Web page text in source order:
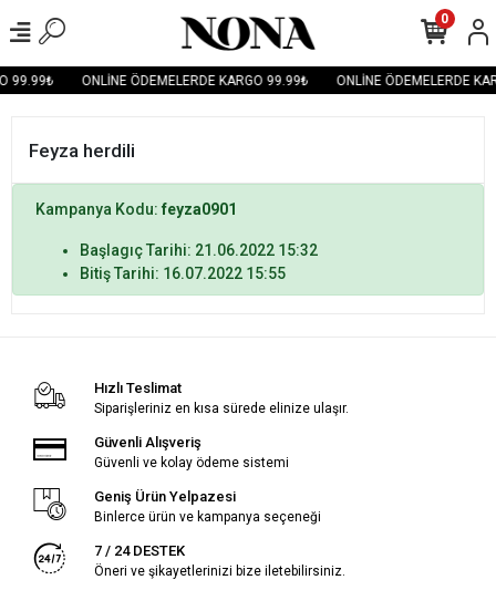
99.99₺ ONLİNE ÖDEMELERDE KARGO 99.99₺ ONLİNE ÖDEMELERDE
0
Feyza herdili
Kampanya Kodu: feyza0901
Başlagıç Tarihi: 21.06.2022 15:32
Bitiş Tarihi: 16.07.2022 15:55
Hızlı Teslimat
Siparişleriniz en kısa sürede elinize ulaşır.
Güvenli Alışveriş
Güvenli ve kolay ödeme sistemi
Geniş Ürün Yelpazesi
Binlerce ürün ve kampanya seçeneği
7 / 24 DESTEK
Öneri ve şikayetlerinizi bize iletebilirsiniz.